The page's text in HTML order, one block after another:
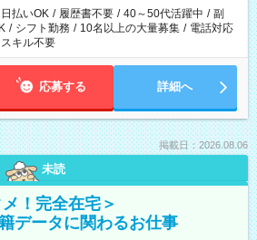
日払いOK / 履歴書不要 / 40～50代活躍中 / 副
/ シフト勤務 / 10名以上の大量募集 / 電話対応
キル不要
応募する 詳細へ
掲載日：2026.08.06
未読
！完全在宅＞
データに関わるお仕事